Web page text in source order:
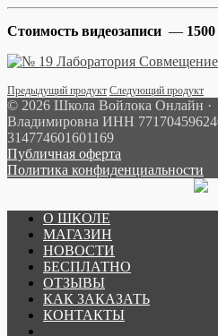
Стоимость видеозаписи —
Предыдущий продукт Следующий продукт
© 2026 Школа Войлока Онлайн
Владимировна ИНН
314774601601169
Публичная оферта
Политика конфиденциальности
О ШКОЛЕ
МАГАЗИН
НОВОСТИ
БЕСПЛАТНО
ОТЗЫВЫ
КАК ЗАКАЗАТЬ
КОНТАКТЫ